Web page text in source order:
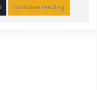
Continue reading